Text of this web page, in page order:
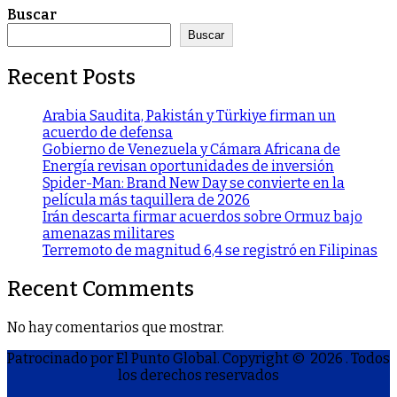
Buscar
Buscar
Recent Posts
Arabia Saudita, Pakistán y Türkiye firman un
acuerdo de defensa
Gobierno de Venezuela y Cámara Africana de
Energía revisan oportunidades de inversión
Spider-Man: Brand New Day se convierte en la
película más taquillera de 2026
Irán descarta firmar acuerdos sobre Ormuz bajo
amenazas militares
Terremoto de magnitud 6,4 se registró en Filipinas
Recent Comments
No hay comentarios que mostrar.
Patrocinado por El Punto Global. Copyright © 2026 . Todos
los derechos reservados